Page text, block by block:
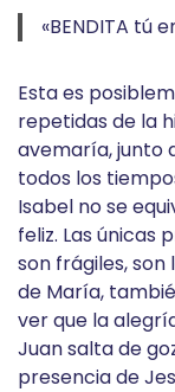
«BENDITA tú
Esta es
repetidas de la
avemaría, junto
todos los
Isabel no se
feliz. Las únicas
son frágiles, son
de María,
ver que la
Juan salta de
presencia de